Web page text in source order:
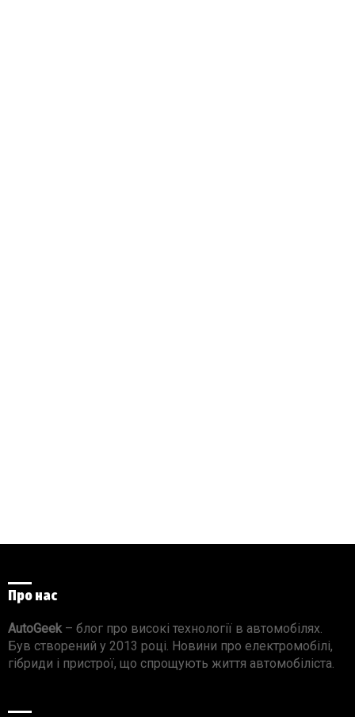
Про нас
AutoGeek– блог про високі технології в автомобілях.
Був створений у 2013 році. Новини про електромобілі,
гібриди і пристрої, що спрощують життя автомобіліста.